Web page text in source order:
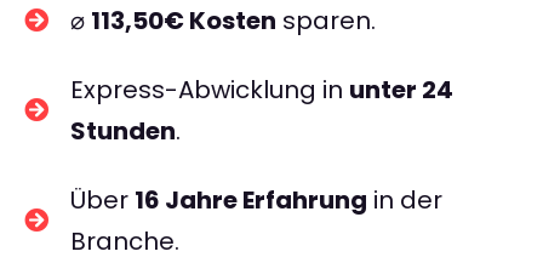
⌀ 113,50€ Kosten sparen.
Express-Abwicklung in unter 24
Stunden.
Über 16 Jahre Erfahrung in der
Branche.